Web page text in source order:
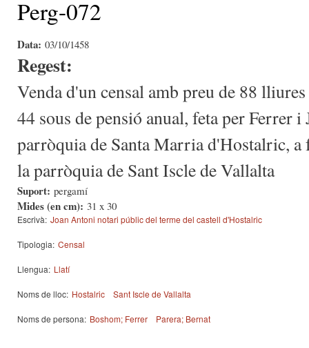
Perg-072
Data: 03/10/1458
Regest:
Venda d'un censal amb preu de 88
44 sous de pensió anual, feta per Ferrer i
parròquia de Santa Marria d'Hostalric, a
la parròquia de Sant Iscle de Vallalta
Suport: pergamí
Mides (en cm): 31 x 30
Escrivà: Joan Antoni notari públic del terme del castell d'Hostalric
Tipologia: Censal
Llengua: Llatí
Noms de lloc: Hostalric Sant Iscle de Vallalta
Noms de persona: Boshom; Ferrer Parera; Bernat